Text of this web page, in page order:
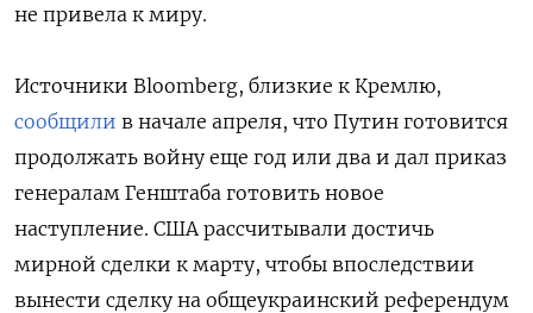
не привела к миру.
Источники Bloomberg, близкие к Кремлю,
сообщили в начале апреля, что Путин готовится
продолжать войну еще год или два и дал приказ
генералам Генштаба готовить новое
наступление. США рассчитывали достичь
мирной сделки к марту, чтобы впоследствии
вынести сделку на общеукраинский референдум